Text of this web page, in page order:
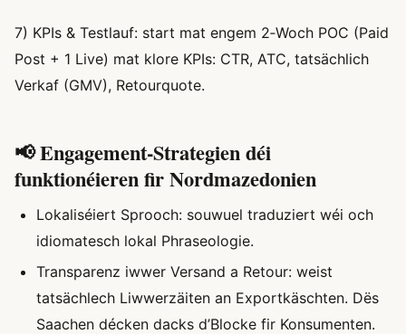
7) KPIs & Testlauf: start mat engem 2‑Woch POC (Paid
Post + 1 Live) mat klore KPIs: CTR, ATC, tatsächlich
Verkaf (GMV), Retourquote.
📢 Engagement-Strategien déi
funktionéieren fir Nordmazedonien
Lokaliséiert Sprooch: souwuel traduziert wéi och
idiomatesch lokal Phraseologie.
Transparenz iwwer Versand a Retour: weist
tatsächlech Liwwerzäiten an Exportkäschten. Dës
Saachen décken dacks d’Blocke fir Konsumenten.